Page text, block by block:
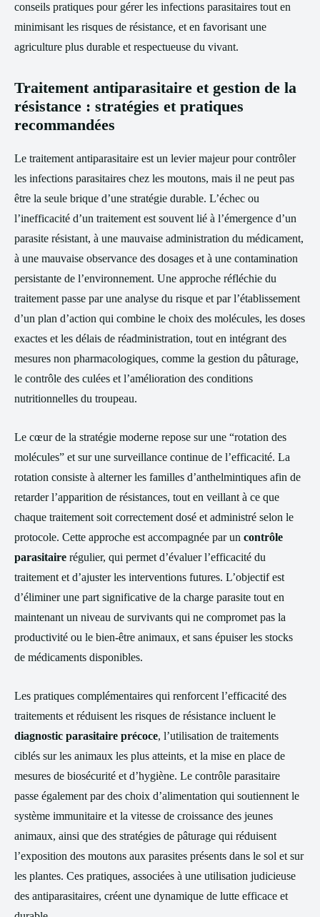
conseils pratiques pour gérer les infections parasitaires tout en
minimisant les risques de résistance, et en favorisant une
agriculture plus durable et respectueuse du vivant.
Traitement antiparasitaire et gestion de la
résistance : stratégies et pratiques
recommandées
Le traitement antiparasitaire est un levier majeur pour contrôler
les infections parasitaires chez les moutons, mais il ne peut pas
être la seule brique d’une stratégie durable. L’échec ou
l’inefficacité d’un traitement est souvent lié à l’émergence d’un
parasite résistant, à une mauvaise administration du médicament,
à une mauvaise observance des dosages et à une contamination
persistante de l’environnement. Une approche réfléchie du
traitement passe par une analyse du risque et par l’établissement
d’un plan d’action qui combine le choix des molécules, les doses
exactes et les délais de réadministration, tout en intégrant des
mesures non pharmacologiques, comme la gestion du pâturage,
le contrôle des culées et l’amélioration des conditions
nutritionnelles du troupeau.
Le cœur de la stratégie moderne repose sur une “rotation des
molécules” et sur une surveillance continue de l’efficacité. La
rotation consiste à alterner les familles d’anthelmintiques afin de
retarder l’apparition de résistances, tout en veillant à ce que
chaque traitement soit correctement dosé et administré selon le
protocole. Cette approche est accompagnée par un contrôle
parasitaire régulier, qui permet d’évaluer l’efficacité du
traitement et d’ajuster les interventions futures. L’objectif est
d’éliminer une part significative de la charge parasite tout en
maintenant un niveau de survivants qui ne compromet pas la
productivité ou le bien-être animaux, et sans épuiser les stocks
de médicaments disponibles.
Les pratiques complémentaires qui renforcent l’efficacité des
traitements et réduisent les risques de résistance incluent le
diagnostic parasitaire précoce, l’utilisation de traitements
ciblés sur les animaux les plus atteints, et la mise en place de
mesures de biosécurité et d’hygiène. Le contrôle parasitaire
passe également par des choix d’alimentation qui soutiennent le
système immunitaire et la vitesse de croissance des jeunes
animaux, ainsi que des stratégies de pâturage qui réduisent
l’exposition des moutons aux parasites présents dans le sol et sur
les plantes. Ces pratiques, associées à une utilisation judicieuse
des antiparasitaires, créent une dynamique de lutte efficace et